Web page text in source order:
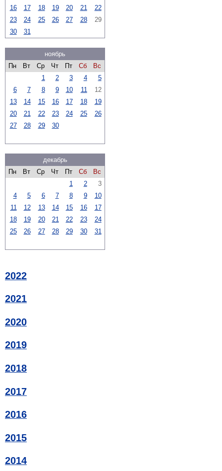
16
17 18 19 20 21
22
23
24 25 26 27 28
29
30
31
ноябрь
Пн
Вт Ср Чт Пт Сб
Вс
1
2 3 4
5
6
7 8 9 10 11
12
13
14 15 16 17 18
19
20
21 22 23 24 25
26
27
28 29 30
декабрь
Пн
Вт Ср Чт Пт Сб
Вс
1
2
3
4
5 6 7 8 9
10
11
12 13 14 15 16
17
18
19 20 21 22 23
24
25
26 27 28 29 30 31
2022
2021
2020
2019
2018
2017
2016
2015
2014